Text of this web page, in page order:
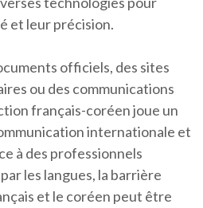
et leur précision.
officiels, des sites
ou des communications
français-coréen joue un
internationale et
à des professionnels
les langues, la barrière
et le coréen peut être